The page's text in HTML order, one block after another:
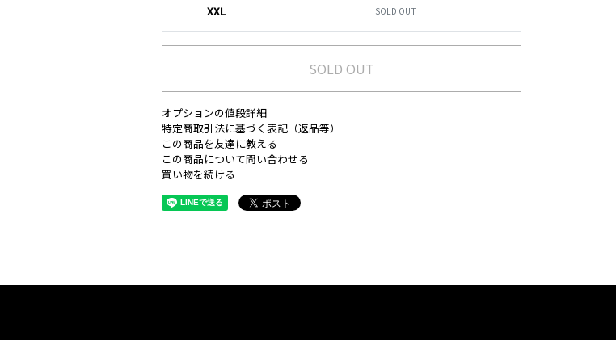
XXL SOLD OUT
SOLD OUT
オプションの値段詳細
特定商取引法に基づく表記（返品等）
この商品を友達に教える
この商品について問い合わせる
買い物を続ける